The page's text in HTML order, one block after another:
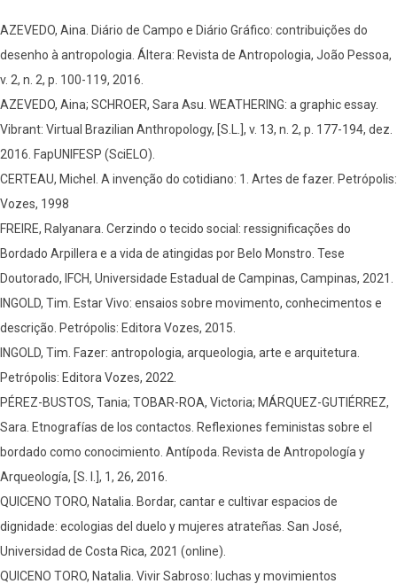
AZEVEDO, Aina. Diário de Campo e Diário Gráfico: contribuições do
desenho à antropologia. Áltera: Revista de Antropologia, João Pessoa,
v. 2, n. 2, p. 100-119, 2016.
AZEVEDO, Aina; SCHROER, Sara Asu. WEATHERING: a graphic essay.
Vibrant: Virtual Brazilian Anthropology, [S.L.], v. 13, n. 2, p. 177-194, dez.
2016. FapUNIFESP (SciELO).
CERTEAU, Michel. A invenção do cotidiano: 1. Artes de fazer. Petrópolis:
Vozes, 1998
FREIRE, Ralyanara. Cerzindo o tecido social: ressignificações do
Bordado Arpillera e a vida de atingidas por Belo Monstro. Tese
Doutorado, IFCH, Universidade Estadual de Campinas, Campinas, 2021.
INGOLD, Tim. Estar Vivo: ensaios sobre movimento, conhecimentos e
descrição. Petrópolis: Editora Vozes, 2015.
INGOLD, Tim. Fazer: antropologia, arqueologia, arte e arquitetura.
Petrópolis: Editora Vozes, 2022.
PÉREZ-BUSTOS, Tania; TOBAR-ROA, Victoria; MÁRQUEZ-GUTIÉRREZ,
Sara. Etnografías de los contactos. Reflexiones feministas sobre el
bordado como conocimiento. Antípoda. Revista de Antropología y
Arqueología, [S. l.], 1, 26, 2016.
QUICENO TORO, Natalia. Bordar, cantar e cultivar espacios de
dignidade: ecologias del duelo y mujeres atrateñas. San José,
Universidad de Costa Rica, 2021 (online).
QUICENO TORO, Natalia. Vivir Sabroso: luchas y movimientos